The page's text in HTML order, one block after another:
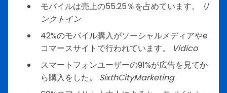
モバイルは売上の55.25％を占めています。
リ
ンクトイン
42%のモバイル購入がソーシャルメディアやe
コマースサイトで行われています。
Vidico
スマートフォンユーザーの91%が広告を見てか
ら購入をした。 SixthCityMarketing